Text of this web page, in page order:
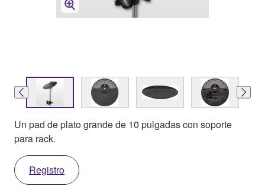
Un pad de plato grande de 10 pulgadas con soporte
para rack.
Registro